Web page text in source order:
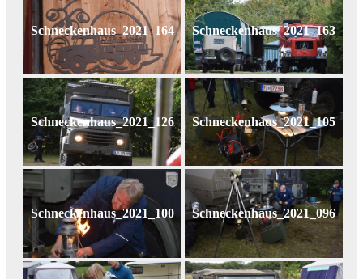
Schneckenhaus_2021_164 Schneckenhaus_2021_163
Schneckenhaus_2021_126 Schneckenhaus_2021_105
Schneckenhaus_2021_100 Schneckenhaus_2021_096